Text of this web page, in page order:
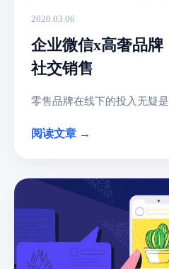
2020.03.06
企业微信x高奢品牌
社交销售
零售品牌在线下的投入无疑
阅读文章 →